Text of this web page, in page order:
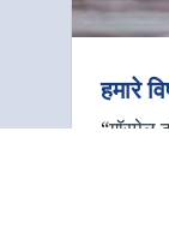
हमारे
“गॉस्पेल